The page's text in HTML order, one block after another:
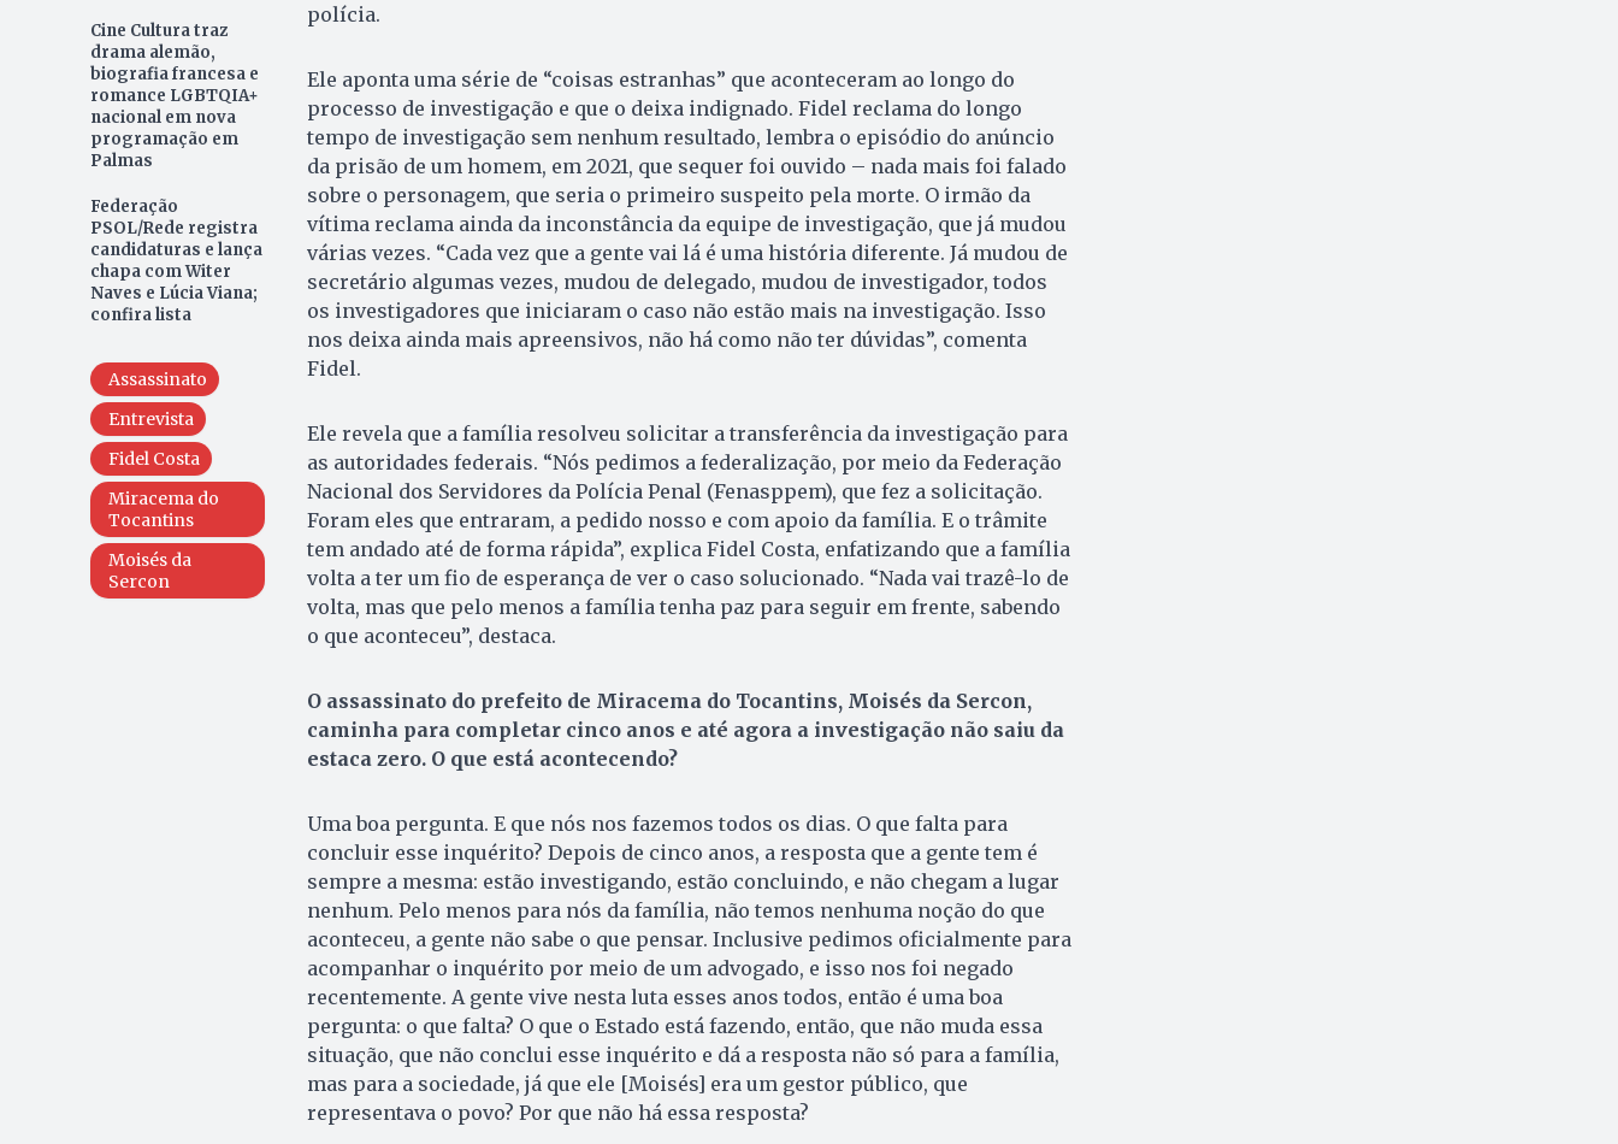
Cine Cultura traz
drama alemão,
biografia francesa e
romance LGBTQIA+
nacional em nova
programação em
Palmas
Federação
PSOL/Rede registra
candidaturas e lança
chapa com Witer
Naves e Lúcia Viana;
confira lista
Assassinato
Entrevista
Fidel Costa
Miracema do
Tocantins
Moisés da
Sercon
polícia.
Ele aponta uma série de “coisas estranhas” que aconteceram ao longo do
processo de investigação e que o deixa indignado. Fidel reclama do longo
tempo de investigação sem nenhum resultado, lembra o episódio do anúncio
da prisão de um homem, em 2021, que sequer foi ouvido – nada mais foi falado
sobre o personagem, que seria o primeiro suspeito pela morte. O irmão da
vítima reclama ainda da inconstância da equipe de investigação, que já mudou
várias vezes. “Cada vez que a gente vai lá é uma história diferente. Já mudou de
secretário algumas vezes, mudou de delegado, mudou de investigador, todos
os investigadores que iniciaram o caso não estão mais na investigação. Isso
nos deixa ainda mais apreensivos, não há como não ter dúvidas”, comenta
Fidel.
Ele revela que a família resolveu solicitar a transferência da investigação para
as autoridades federais. “Nós pedimos a federalização, por meio da Federação
Nacional dos Servidores da Polícia Penal (Fenasppem), que fez a solicitação.
Foram eles que entraram, a pedido nosso e com apoio da família. E o trâmite
tem andado até de forma rápida”, explica Fidel Costa, enfatizando que a família
volta a ter um fio de esperança de ver o caso solucionado. “Nada vai trazê-lo de
volta, mas que pelo menos a família tenha paz para seguir em frente, sabendo
o que aconteceu”, destaca.
O assassinato do prefeito de Miracema do Tocantins, Moisés da Sercon,
caminha para completar cinco anos e até agora a investigação não saiu da
estaca zero. O que está acontecendo?
Uma boa pergunta. E que nós nos fazemos todos os dias. O que falta para
concluir esse inquérito? Depois de cinco anos, a resposta que a gente tem é
sempre a mesma: estão investigando, estão concluindo, e não chegam a lugar
nenhum. Pelo menos para nós da família, não temos nenhuma noção do que
aconteceu, a gente não sabe o que pensar. Inclusive pedimos oficialmente para
acompanhar o inquérito por meio de um advogado, e isso nos foi negado
recentemente. A gente vive nesta luta esses anos todos, então é uma boa
pergunta: o que falta? O que o Estado está fazendo, então, que não muda essa
situação, que não conclui esse inquérito e dá a resposta não só para a família,
mas para a sociedade, já que ele [Moisés] era um gestor público, que
representava o povo? Por que não há essa resposta?